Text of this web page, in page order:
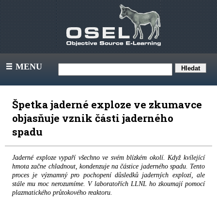
III MENU
Špetka jaderné exploze ve zkumavce
objasňuje vznik části jaderného
spadu
Jaderné exploze vypaří všechno ve svém blízkém okolí. Když kvílející
hmota začne chladnout, kondenzuje na částice jaderného spadu. Tento
proces je významný pro pochopení důsledků jaderných explozí, ale
stále mu moc nerozumíme. V laboratořích LLNL ho zkoumají pomocí
plazmatického průtokového reaktoru.